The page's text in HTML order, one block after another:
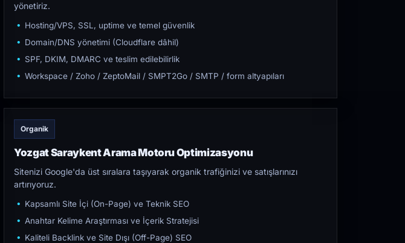
yönetiriz.
Hosting/VPS, SSL, uptime ve temel güvenlik
Domain/DNS yönetimi (Cloudflare dâhil)
SPF, DKIM, DMARC ve teslim edilebilirlik
Workspace / Zoho / ZeptoMail / SMPT2Go / SMTP / form altyapıları
Organik
Yozgat Saraykent Arama Motoru Optimizasyonu
Sitenizi Google'da üst sıralara taşıyarak organik trafiğinizi ve satışlarınızı
artırıyoruz.
Kapsamlı Site İçi (On-Page) ve Teknik SEO
Anahtar Kelime Araştırması ve İçerik Stratejisi
Kaliteli Backlink ve Site Dışı (Off-Page) SEO